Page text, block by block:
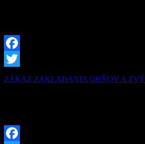
Facebook
Twitter
ZÁKAZ ZAKLADANIA OHŇOV A